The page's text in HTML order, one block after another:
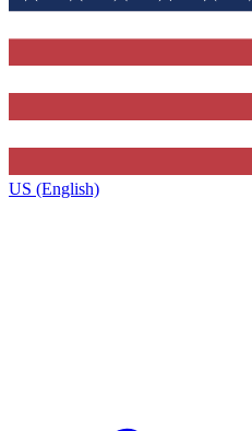
US (English)